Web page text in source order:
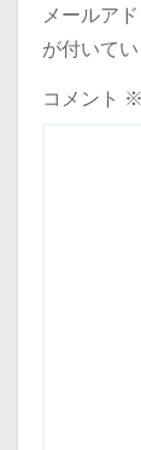
メールア
が付いて
コメント ※